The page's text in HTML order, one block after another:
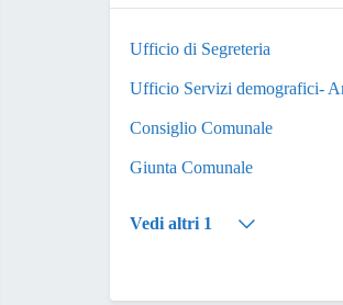
Ufficio di Segreteria
Ufficio Servizi demografici-
Consiglio Comunale
Giunta Comunale
Vedi altri 1